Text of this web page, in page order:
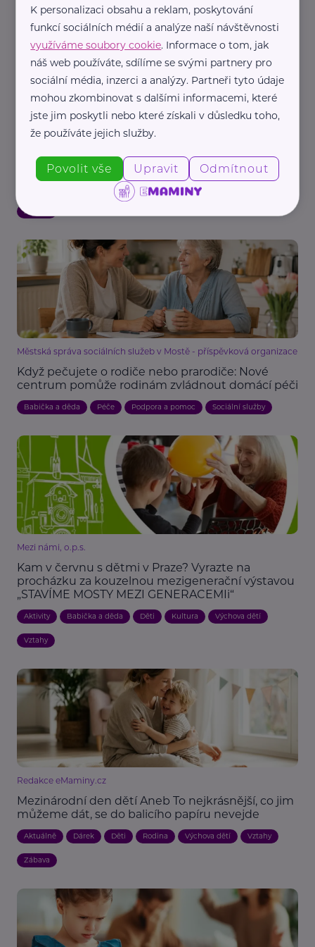
Mezi námi, o.p.s.
Co mohou děti získat od babiček a dědečků?
sílu mezigeneračních vztahů
Babička a děda Děti Výchova dětí
Zábava
Městská správa sociálních služeb v Mostě - příspěvková organizace
Když pečujete o rodiče nebo prarodiče: Nové
centrum pomůže rodinám zvládnout domácí péči
Babička a děda Péče Podpora a pomoc Sociální služby
Mezi námi, o.p.s.
Kam v červnu s dětmi v Praze? Vyrazte na
procházku za kouzelnou mezigenerační výstavou
„STAVÍME MOSTY MEZI GENERACEMIi“
Aktivity Babička a děda Děti Kultura Výchova dětí
Vztahy
Redakce eMaminy.cz
Mezinárodní den dětí Aneb To nejkrásnější, co jim
můžeme dát, se do balicího papíru nevejde
Aktuálně Dárek Děti Rodina Výchova dětí Vztahy
Zábava
K personalizaci obsahu a reklam, poskytování
funkcí sociálních médií a analýze naší návštěvnosti
využíváme soubory cookie. Informace o tom, jak
náš web používáte, sdílíme se svými partnery pro
sociální média, inzerci a analýzy. Partneři tyto údaje
mohou zkombinovat s dalšími informacemi, které
jste jim poskytli nebo které získali v důsledku toho,
že používáte jejich služby.
Povolit vše Upravit Odmítnout